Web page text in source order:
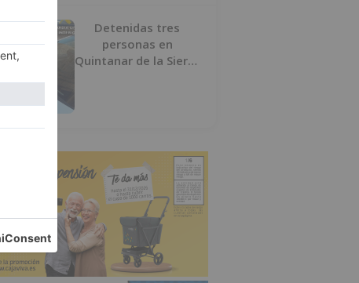
Detenidas tres
personas en
Quintanar de la Sierra